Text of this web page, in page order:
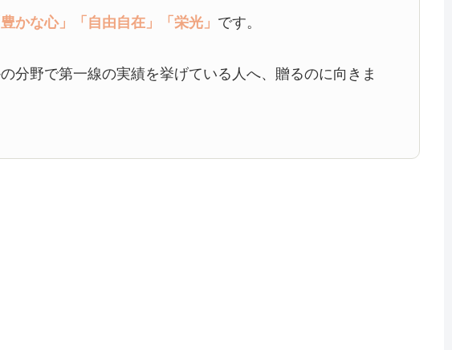
豊かな心」 「自由自在」 「栄光」 です。
分野で第一線の実績を挙げている人へ、贈るのに向きま